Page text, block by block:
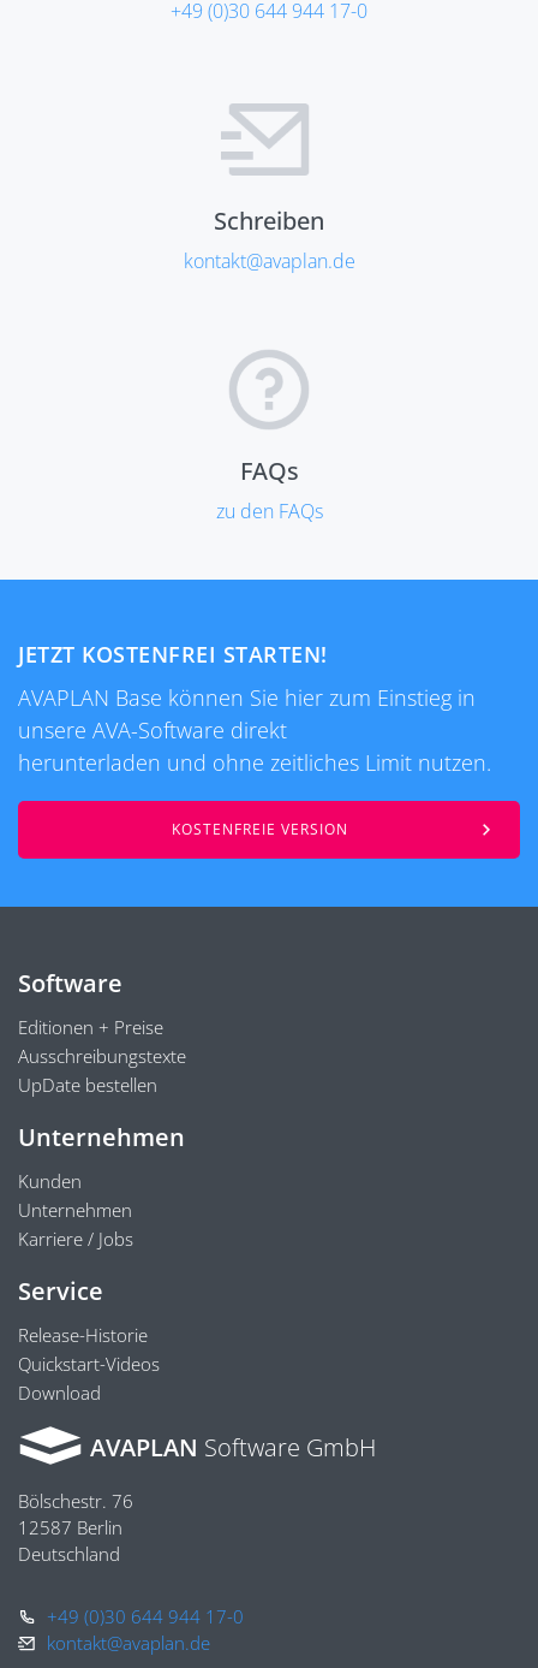
+49 (0)30 644 944 17-0
Schreiben
kontakt@avaplan.de
FAQs
zu den FAQs
JETZT KOSTENFREI STARTEN!
AVAPLAN Base können Sie hier zum Einstieg in
unsere AVA-Software direkt
herunterladen und ohne zeitliches Limit nutzen.
KOSTENFREIE VERSION
Software
Editionen + Preise
Ausschreibungstexte
UpDate bestellen
Unternehmen
Kunden
Unternehmen
Karriere / Jobs
Service
Release-Historie
Quickstart-Videos
Download
AVAPLAN Software GmbH
Bölschestr. 76
12587 Berlin
Deutschland
+49 (0)30 644 944 17-0
kontakt@avaplan.de